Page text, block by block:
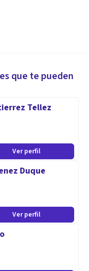
que te pueden
Tellez
Ver perfil
Duque
Ver perfil